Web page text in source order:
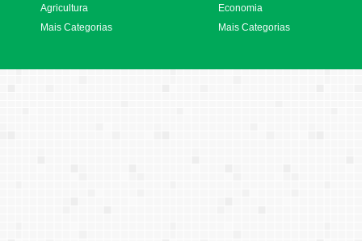
Agricultura
Mais Categorias
Economia
Mais Categorias